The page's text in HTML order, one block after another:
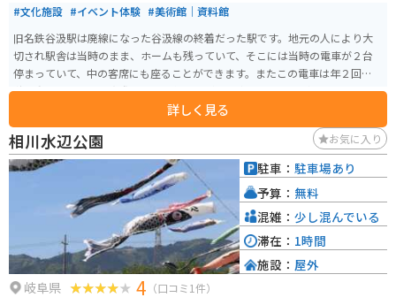
#文化施設 #イベント体験 #美術館｜資料館
旧名鉄谷汲駅は廃線になった谷汲線の終着だった駅です。地元の人により大
切され駅舎は当時のまま、ホームも残っていて、そこには当時の電車が２台
停まっていて、中の客席にも座ることができます。またこの電車は年２回春と
秋に動かしており、実際に短い距離ですが走る姿もみることができます。ト
イレも当時のまま残っていて利用できます。ツーリング、ドライブ休憩の場所
と使う人も多々います。
詳しく見る
相川水辺公園 お気に入り
岐阜県 4 （口コミ1件）
駐車： 駐車場あり
予算： 無料
混雑： 少し混んでいる
滞在： 1時間
施設： 屋外